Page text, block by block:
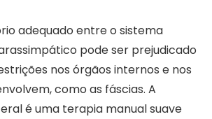
adequado entre o sistema
pode ser prejudicado
nos órgãos internos e nos
como as fáscias. A
é uma terapia manual suave